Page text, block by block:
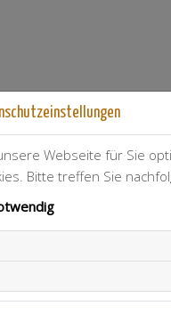
-Rezept auch zubereitet?
Webseite für Sie
Bitte treffen Sie